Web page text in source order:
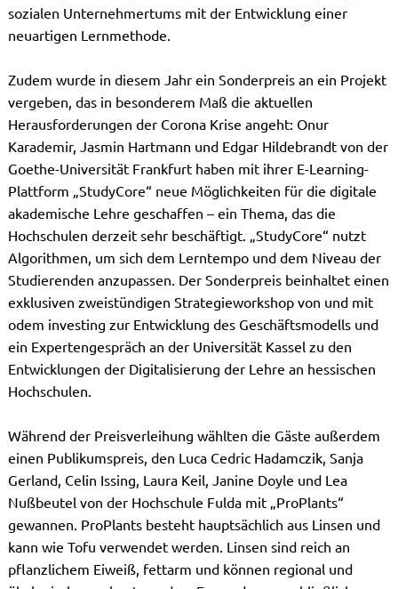
sozialen Unternehmertums mit der Entwicklung einer
neuartigen Lernmethode.
Zudem wurde in diesem Jahr ein Sonderpreis an ein Projekt
vergeben, das in besonderem Maß die aktuellen
Herausforderungen der Corona Krise angeht: Onur
Karademir, Jasmin Hartmann und Edgar Hildebrandt von der
Goethe-Universität Frankfurt haben mit ihrer E-Learning-
Plattform „StudyCore“ neue Möglichkeiten für die digitale
akademische Lehre geschaffen – ein Thema, das die
Hochschulen derzeit sehr beschäftigt. „StudyCore“ nutzt
Algorithmen, um sich dem Lerntempo und dem Niveau der
Studierenden anzupassen. Der Sonderpreis beinhaltet einen
exklusiven zweistündigen Strategieworkshop von und mit
odem investing zur Entwicklung des Geschäftsmodells und
ein Expertengespräch an der Universität Kassel zu den
Entwicklungen der Digitalisierung der Lehre an hessischen
Hochschulen.
Während der Preisverleihung wählten die Gäste außerdem
einen Publikumspreis, den Luca Cedric Hadamczik, Sanja
Gerland, Celin Issing, Laura Keil, Janine Doyle und Lea
Nußbeutel von der Hochschule Fulda mit „ProPlants“
gewannen. ProPlants besteht hauptsächlich aus Linsen und
kann wie Tofu verwendet werden. Linsen sind reich an
pflanzlichem Eiweiß, fettarm und können regional und